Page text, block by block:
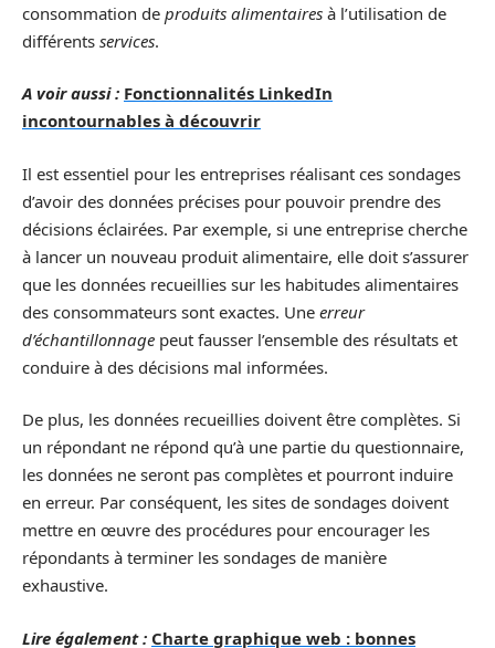
consommation de produits alimentaires à l’utilisation de
différents services.
A voir aussi : Fonctionnalités LinkedIn
incontournables à découvrir
Il est essentiel pour les entreprises réalisant ces sondages
d’avoir des données précises pour pouvoir prendre des
décisions éclairées. Par exemple, si une entreprise cherche
à lancer un nouveau produit alimentaire, elle doit s’assurer
que les données recueillies sur les habitudes alimentaires
des consommateurs sont exactes. Une erreur
d’échantillonnage peut fausser l’ensemble des résultats et
conduire à des décisions mal informées.
De plus, les données recueillies doivent être complètes. Si
un répondant ne répond qu’à une partie du questionnaire,
les données ne seront pas complètes et pourront induire
en erreur. Par conséquent, les sites de sondages doivent
mettre en œuvre des procédures pour encourager les
répondants à terminer les sondages de manière
exhaustive.
Lire également : Charte graphique web : bonnes